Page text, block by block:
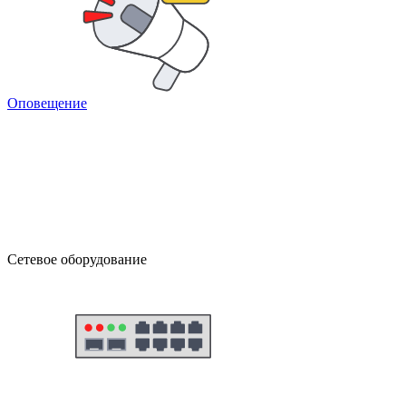
Оповещение
Сетевое оборудование